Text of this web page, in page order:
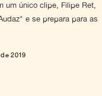
um único clipe, Filipe Ret,
e se prepara para as
2019